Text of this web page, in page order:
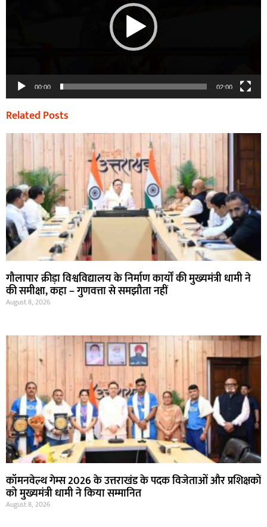
00:00 02:00
Related Posts
गौलापार क्रीड़ा विश्वविद्यालय के निर्माण कार्यों की मुख्यमंत्री धामी ने
की समीक्षा, कहा – गुणवत्ता से समझौता नहीं
August 8, 2026
कॉमनवेल्थ गेम्स 2026 के उत्तराखंड के पदक विजेताओं और प्रशिक्षकों
को मुख्यमंत्री धामी ने किया सम्मानित
August 8, 2026